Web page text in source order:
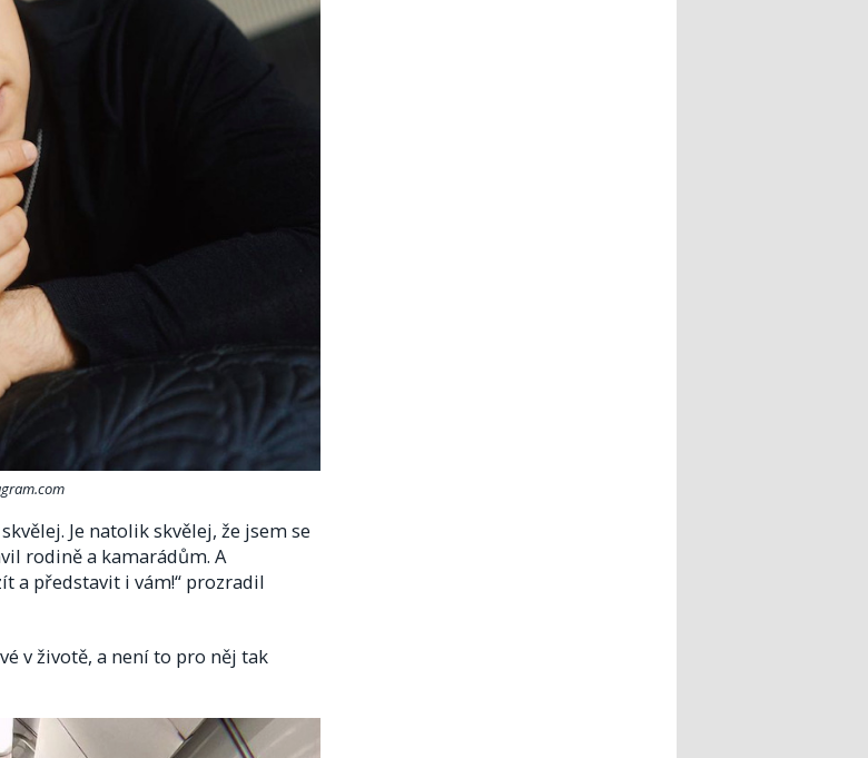
Je natolik skvělej, že jsem se
rodině a kamarádům. A
a představit i vám!“ prozradil
v životě, a není to pro něj tak